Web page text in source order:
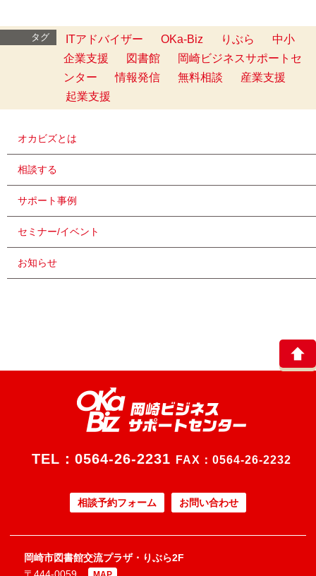
タグ ITアドバイザー OKa-Biz りぶら
中小
企業支援
図書館
岡崎ビジネスサポートセ
ンター
情報発信 無料相談
産業支援
起業支援
オカビズとは
相談する
サポート事例
セミナー/イベント
お知らせ
TEL： 0564-26-2231 FAX：0564-26-2232
相談予約フォーム お問い合わせ
岡崎市図書館交流プラザ・りぶら2F
〒444-0059